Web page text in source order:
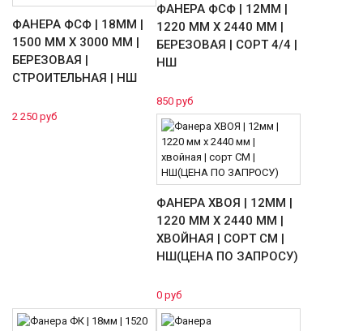
ФАНЕРА ФСФ | 18ММ |
1500 ММ Х 3000 ММ |
БЕРЕЗОВАЯ |
СТРОИТЕЛЬНАЯ | НШ
2 250 руб
ФАНЕРА ФСФ | 12ММ |
1220 ММ Х 2440 ММ |
БЕРЕЗОВАЯ | СОРТ 4/4 |
НШ
850 руб
ФАНЕРА ХВОЯ | 12ММ |
1220 ММ Х 2440 ММ |
ХВОЙНАЯ | СОРТ СМ |
НШ(ЦЕНА ПО ЗАПРОСУ)
0 руб